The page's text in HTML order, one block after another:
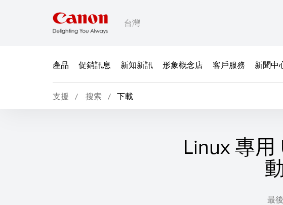
台灣
產品 促銷訊息 新知新訊 形象概念店 客戶服務 新聞中
支援 搜索 下載
Linux 專用
最